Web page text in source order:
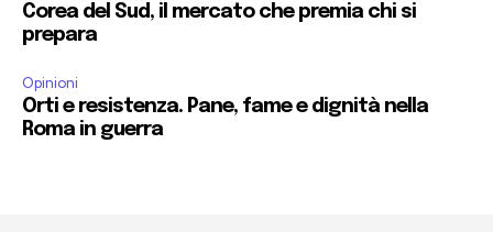
Corea del Sud, il mercato che premia chi si
prepara
Opinioni
Orti e resistenza. Pane, fame e dignità nella
Roma in guerra